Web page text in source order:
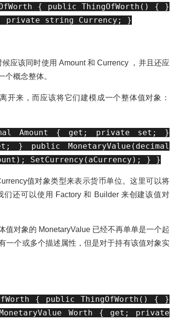
{ public ThingOfWorth() { }
private string Currency; }
该同时使用 Amount 和 Currency ，并且还应
概念整体。
来，而应该将它们建模成一个整体值对象：
Amount { get; private set; }
public MonetaryValue(decimal
SetCurrency(aCurrency); } }
值对象类型来表示货币单位。这里可以将
还可以使用 Factory 和 Builder 来创建该值对
对象的 MonetaryValue 已经不再单单是一个起
一个或多个描述属性，但是对于持有该值对象实
{ public ThingOfWorth() { }
Worth { get; private